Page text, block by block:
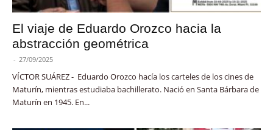
El viaje de Eduardo Orozco hacia la
abstracción geométrica
- 27/09/2025
VÍCTOR SUÁREZ - Eduardo Orozco hacía los carteles de los cines de
Maturín, mientras estudiaba bachillerato. Nació en Santa Bárbara de
Maturín en 1945. En...